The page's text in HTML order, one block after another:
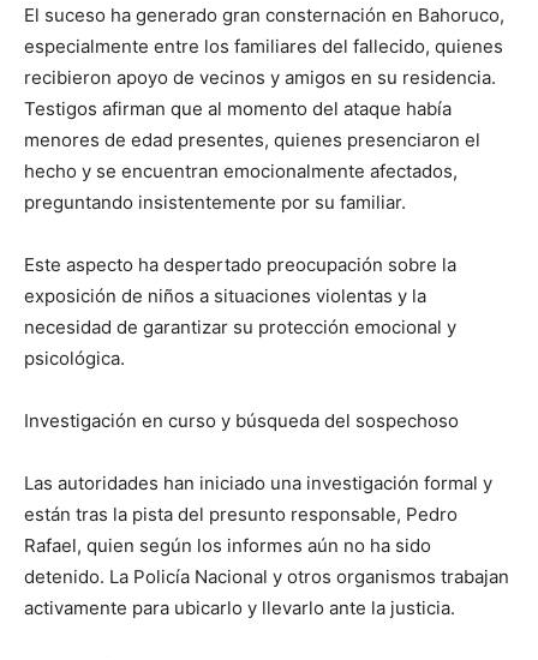
El suceso ha generado gran consternación en Bahoruco,
especialmente entre los familiares del fallecido, quienes
recibieron apoyo de vecinos y amigos en su residencia.
Testigos afirman que al momento del ataque había
menores de edad presentes, quienes presenciaron el
hecho y se encuentran emocionalmente afectados,
preguntando insistentemente por su familiar.
Este aspecto ha despertado preocupación sobre la
exposición de niños a situaciones violentas y la
necesidad de garantizar su protección emocional y
psicológica.
Investigación en curso y búsqueda del sospechoso
Las autoridades han iniciado una investigación formal y
están tras la pista del presunto responsable, Pedro
Rafael, quien según los informes aún no ha sido
detenido. La Policía Nacional y otros organismos trabajan
activamente para ubicarlo y llevarlo ante la justicia.